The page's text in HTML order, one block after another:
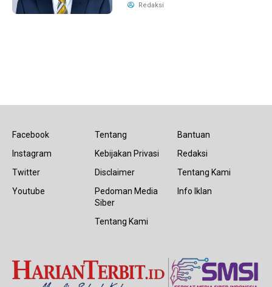
Redaksi
Facebook
Instagram
Twitter
Youtube
Tentang
Kebijakan Privasi
Disclaimer
Pedoman Media
Siber
Tentang Kami
Bantuan
Redaksi
Tentang Kami
Info Iklan